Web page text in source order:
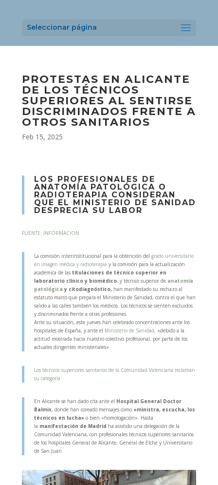
Seleccionar página
PROTESTAS EN ALICANTE
DE LOS TÉCNICOS
SUPERIORES AL SENTIRSE
DISCRIMINADOS FRENTE A
OTROS SANITARIOS
Feb 15, 2025
LOS PROFESIONALES DE
ANATOMÍA PATOLÓGICA O
RADIOTERAPIA CONSIDERAN
QUE EL MINISTERIO DE SANIDAD
DESPRECIA SU LABOR
FUENTE: INFORMACION
La comisión interinstitucional para la obtención del grado universitario
en imagen médica y radioterapia y la comisión para la actualización
académica de las titulaciones de técnico superior en
laboratorio clínico y biomédico, y técnico superior de anatomía
patológica y citodiagnóstico, han manifestado su rechazo al
estatuto marco que prepara el Ministerio de Sanidad, contra el que han
salido a las calles también los médicos. Los técnicos se sienten excluidos
y discriminados frente a otras profesiones.
Ante su situación, este jueves han celebrado concentraciones ante los
hospitales de España, y ante el Ministerio de Sanidad, «debido a la
actitud mostrada hacia nuestro colectivo profesional, por parte de los
actuales dirigentes ministeriales»
Los técnicos superiores sanitarios de la Comunidad Valenciana reclaman
su categoría
En Alicante se han dado cita ante el Hospital General Doctor
Balmis, donde han coreado mensajes como «ministra, escucha, los
técnicos en lucha»o bien «homologación». Hasta
la manifestación de Madrid ha asistido una delegación de la
Comunidad Valenciana, con profesionales técnicos superiores sanitarios
de los hospitales General de Alicante, General de Elche y Universitario
de San Juan.